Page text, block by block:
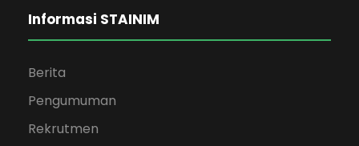
Informasi STAINIM
Berita
Pengumuman
Rekrutmen